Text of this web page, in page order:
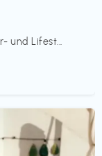
und Lifest...